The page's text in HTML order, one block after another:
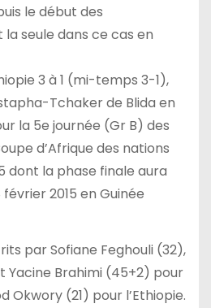
le début des
seule dans ce cas en
3 à 1 (mi-temps 3-1),
Tchaker de Blida en
la 5e journée (Gr B) des
d’Afrique des nations
dont la phase finale aura
février 2015 en Guinée
par Sofiane Feghouli (32),
Yacine Brahimi (45+2) pour
Okwory (21) pour l’Ethiopie.